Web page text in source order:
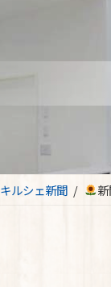
キルシェ新聞